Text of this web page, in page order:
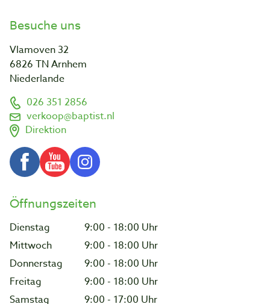
Besuche uns
Vlamoven 32
6826 TN Arnhem
Niederlande
026 351 2856
verkoop@baptist.nl
Direktion
Öffnungszeiten
Dienstag
9:00 - 18:00 Uhr
Mittwoch
9:00 - 18:00 Uhr
Donnerstag
9:00 - 18:00 Uhr
Freitag
9:00 - 18:00 Uhr
Samstag
9:00 - 17:00 Uhr